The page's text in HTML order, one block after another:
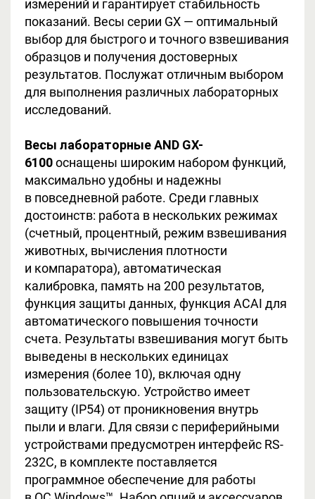
измерений и гарантирует стабильность
показаний. Весы серии GX — оптимальный
выбор для быстрого и точного взвешивания
образцов и получения достоверных
результатов. Послужат отличным выбором
для выполнения различных лабораторных
исследований.
Весы лабораторные AND GX-
6100оснащены широким набором функций,
максимально удобны и надежны
в повседневной работе. Среди главных
достоинств: работа в нескольких режимах
(счетный, процентный, режим взвешивания
животных, вычисления плотности
и компаратора), автоматическая
калибровка, память на 200 результатов,
функция защиты данных, функция ACAI для
автоматического повышения точности
счета. Результаты взвешивания могут быть
выведены в нескольких единицах
измерения (более 10), включая одну
пользовательскую. Устройство имеет
защиту (IP54) от проникновения внутрь
пыли и влаги. Для связи с периферийными
устройствами предусмотрен интерфейс RS-
232C, в комплекте поставляется
программное обеспечение для работы